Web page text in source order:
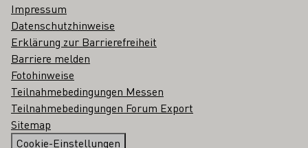
Impressum
Datenschutzhinweise
Erklärung zur Barrierefreiheit
Barriere melden
Fotohinweise
Teilnahmebedingungen Messen
Teilnahmebedingungen Forum Export
Sitemap
Cookie-Einstellungen